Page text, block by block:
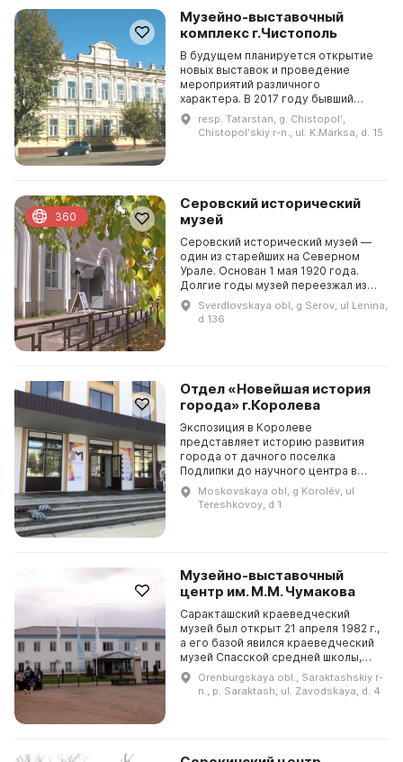
Музейно-выставочный
комплекс г.Чистополь
В будущем планируется открытие
новых выставок и проведение
мероприятий различного
характера. В 2017 году бывший
купеческий особняк чистопольских
купцов Чукашевых был передан в
аренду Чистопольскому г...
resp. Tatarstan, g. Chistopolʹ,
Chistopolʹskiy r-n., ul. K.Marksa, d. 15
Серовский исторический
музей
Серовский исторический музей —
один из старейших на Северном
Урале. Основан 1 мая 1920 года.
Долгие годы музей переезжал из
одного помещения в другое,
временно закрывался и открывался
Sverdlovskaya obl, g Serov, ul Lenina,
d 136
360
Отдел «Новейшая история
города» г.Королева
Экспозиция в Королеве
представляет историю развития
города от дачного поселка
Подлипки до научного центра в
области космонавтики. Она
отражает артиллерийское прошлое
города, а также включает в себя
Moskovskaya obl, g Korolëv, ul
Tereshkovoy, d 1
Музейно-выставочный
центр им. М.М. Чумакова
Саракташский краеведческий
музей был открыт 21 апреля 1982 г.,
а его базой явился краеведческий
музей Спасской средней школы,
который существовал с 10
сентября 1963 г. С 1 января 1984 г.
музей стал са...
Orenburgskaya obl., Saraktashskiy r-
n., p. Saraktash, ul. Zavodskaya, d. 4